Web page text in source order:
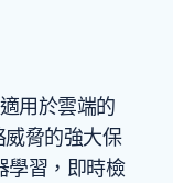
用於雲端的
威脅的強大保
學習，即時檢